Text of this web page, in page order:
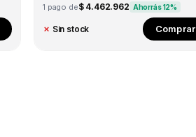
1 pago de$ 4.462.962 Ahorrás 12%
✗ Sin stock Comprar